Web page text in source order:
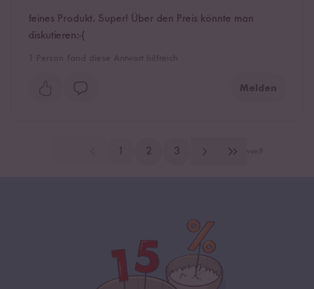
feines Produkt. Super! Über den Preis könnte man
diskutieren:-(
Melden
2 3